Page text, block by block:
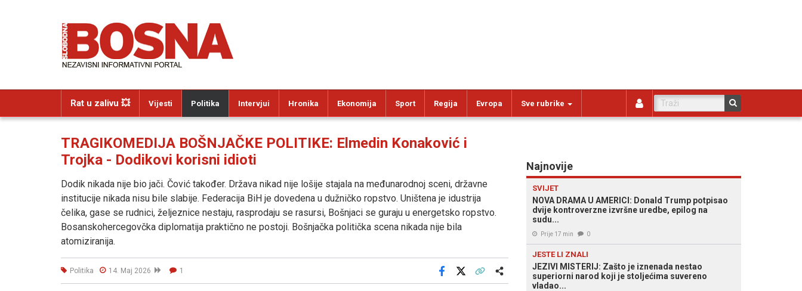
Rat u zalivu 💥 Vijesti Politika Intervjui Hronika Ekonomija Sport Regija Evropa Sve rubrike
TRAGIKOMEDIJA BOŠNJAČKE POLITIKE: Elmedin Konaković i
Trojka - Dodikovi korisni idioti
Dodik nikada nije bio jači. Čović također. Država nikad nije lošije stajala na međunarodnoj sceni, državne
institucije nikada nisu bile slabije. Federacija BiH je dovedena u dužničko ropstvo. Uništena je idustrija
čelika, gase se rudnici, željeznice nestaju, rasprodaju se rasursi, Bošnjaci se guraju u energetsko ropstvo.
Bosanskohercegovčka diplomatija praktično ne postoji. Bošnjačka politička scena nikada nije bila
atomiziranija.
Politika 14. Maj 2026 1
Facebook
Najnovije
SVIJET
NOVA DRAMA U AMERICI: Donald Trump potpisao
dvije kontroverzne izvršne uredbe, epilog na
sudu...
Prije 17 min 0
JESTE LI ZNALI
JEZIVI MISTERIJ: Zašto je iznenada nestao
superiorni narod koji je stoljećima suvereno
vladao...